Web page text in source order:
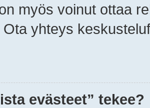
myös voinut ottaa
yhteys
evästeet” tekee?